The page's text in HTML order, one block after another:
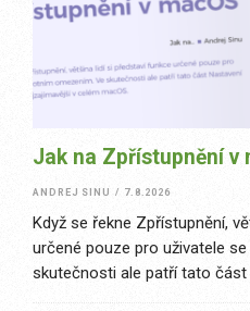
Jak na Zpřístupnění v
ANDREJ SINU / 7.8.2026
Když se řekne Zpřístupnění,
určené pouze pro uživatele
skutečnosti ale patří tato
nejzajímavější v celém